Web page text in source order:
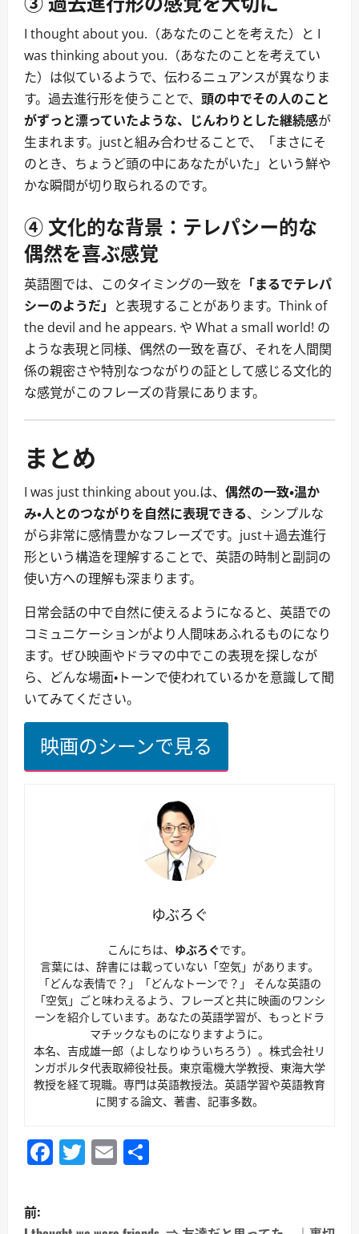
I thought about you.（あなたのことを考えた）と I
was thinking about you.（あなたのことを考えてい
た）は似ているようで、伝わるニュアンスが異なりま
す。過去進行形を使うことで、 頭の中でその人のこと
がずっと漂っていたような、じんわりとした継続感が
生まれます。justと組み合わせることで、「まさにそ
のとき、ちょうど頭の中にあなたがいた」という鮮や
かな瞬間が切り取られるのです。
④ 文化的な背景：テレパシー的な
偶然を喜ぶ感覚
英語圏では、このタイミングの一致を 「まるでテレパ
シーのようだ」 と表現することがあります。Think of
the devil and he appears. や What a small world! の
ような表現と同様、偶然の一致を喜び、それを人間関
係の親密さや特別なつながりの証として感じる文化的
な感覚がこのフレーズの背景にあります。
まとめ
I was just thinking about you.は、 偶然の一致・温か
み・人とのつながりを自然に表現できる、シンプルな
がら非常に感情豊かなフレーズです。just＋過去進行
形という構造を理解することで、英語の時制と副詞の
使い方への理解も深まります。
日常会話の中で自然に使えるようになると、英語での
コミュニケーションがより人間味あふれるものになり
ます。ぜひ映画やドラマの中でこの表現を探しなが
ら、どんな場面・トーンで使われているかを意識して聞
いてみてください。
映画のシーンで見る
ゆぶろぐ
こんにちは、 ゆぶろぐです。
言葉には、辞書には載っていない「空気」があります。
「どんな表情で？」「どんなトーンで？」 そんな英語の
「空気」ごと味わえるよう、フレーズと共に映画のワンシ
ーンを紹介しています。あなたの英語学習が、もっとドラ
マチックなものになりますように。
本名、吉成雄一郎（よしなりゆういちろう）。株式会社リ
ンガポルタ代表取締役社長。東京電機大学教授、東海大学
教授を経て現職。専門は英語教授法。英語学習や英語教育
に関する論文、著書、記事多数。
Facebook
Twitter
Email
投
前: